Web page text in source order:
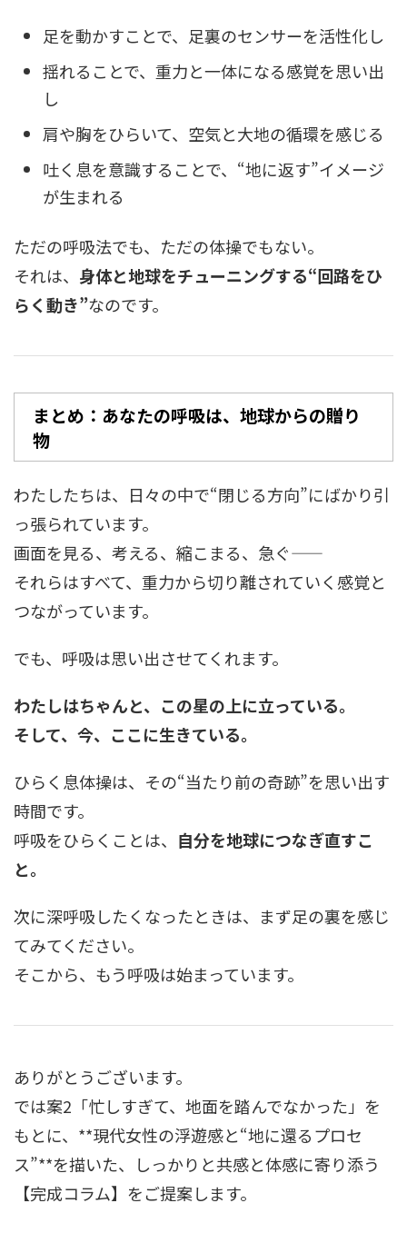
足を動かすことで、足裏のセンサーを活性化し
揺れることで、重力と一体になる感覚を思い出
し
肩や胸をひらいて、空気と大地の循環を感じる
吐く息を意識することで、“地に返す”イメージ
が生まれる
ただの呼吸法でも、ただの体操でもない。
それは、 身体と地球をチューニングする“回路をひ
らく動き”なのです。
まとめ：あなたの呼吸は、地球からの贈り
物
わたしたちは、日々の中で“閉じる方向”にばかり引
っ張られています。
画面を見る、考える、縮こまる、急ぐ——
それらはすべて、重力から切り離されていく感覚と
つながっています。
でも、呼吸は思い出させてくれます。
わたしはちゃんと、この星の上に立っている。
そして、今、ここに生きている。
ひらく息体操は、その“当たり前の奇跡”を思い出す
時間です。
呼吸をひらくことは、 自分を地球につなぎ直すこ
と。
次に深呼吸したくなったときは、まず足の裏を感じ
てみてください。
そこから、もう呼吸は始まっています。
ありがとうございます。
では案2「忙しすぎて、地面を踏んでなかった」を
もとに、**現代女性の浮遊感と“地に還るプロセ
ス”**を描いた、しっかりと共感と体感に寄り添う
【完成コラム】をご提案します。